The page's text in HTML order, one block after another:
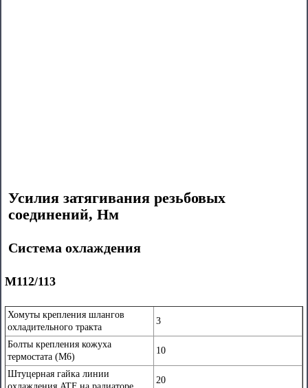
Усилия затягивания резьбовых
соединений, Нм
Система охлаждения
М112/113
Хомуты крепления шлангов
охладительного тракта
3
Болты крепления кожуха
термостата (М6)
10
Штуцерная гайка линии
20